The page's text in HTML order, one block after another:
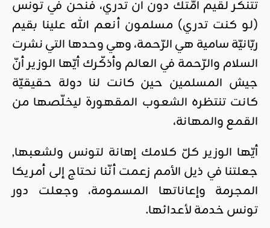
تتنكّر لقيم أمّتك دون أن تدري، فنحن في تونس
(لو كنت تدري) مسلمون أنعم الله علينا بقيم
ربّانيّة سامية هي الرّحمة، وهي وحدها التي نشرت
السلام والرّحمة في العالم وأذكّرك أيّها الوزير أنّ
جيش المسلمين حين كانت لنا دولة حقيقيّة
كانت تنتظره الشعوب المقهورة ليخلّصها من
القمع والمهانة،
أيّها الوزير كلّ كلامك إهانة لتونس ولشعبها,
جعلتنا في ذيل الأمم زعمت أنّنا نحتاج إلى أمريكا
المجرمة وإعاناتها المسمومة، وجعلت دور
تونس خدمة لأعدائها.